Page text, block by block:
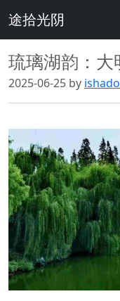
途拾光阴
琉璃湖韵：
2025-06-25 by